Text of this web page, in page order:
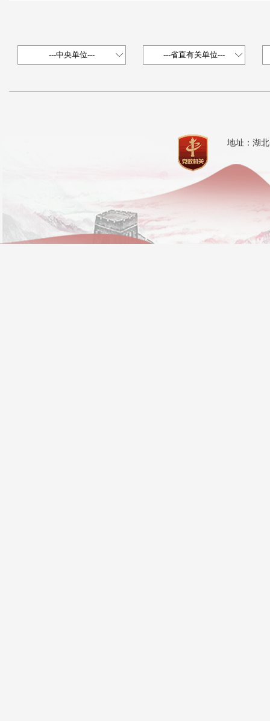
地址：湖